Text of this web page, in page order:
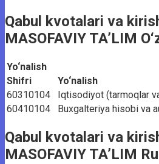
Qabul kvotalari va
MASOFAVIY TA’LIM
Yo‘nalish
Shifri
Yo‘nalish
60310104
Iqtisodiyot (tarmoqlar
60410104
Buxgalteriya hisobi va
Qabul kvotalari va
MASOFAVIY TA’LIM